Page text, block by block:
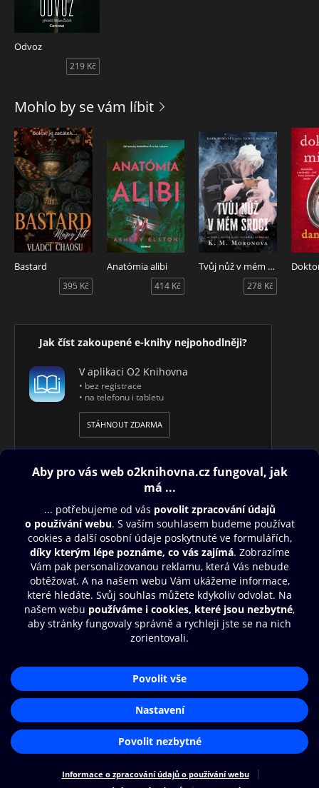
Odvoz
219 Kč
Mohlo by se vám líbit
Bastard
395 Kč
Anatómia alibi
414 Kč
Tvůj nůž v mém srdci
278 Kč
Jak číst zakoupené e-knihy nejpohodlněji?
V aplikaci O2 Knihovna
• bez registrace
• na telefonu i tabletu
STÁHNOUT ZDARMA
Obsah ke stažení
Moje O2 Knihovna
Další zábava
© O2 Czech Republic a.s.
Zásady zpracování osobních údajů
Nastavení cookies
Aplikace O2 Knihovna
Čti a poslouchej své e-knihy a
audioknihy rychleji a pohodlněji.